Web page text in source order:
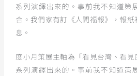
系列演繹出來的。事前我不知道策
合。我們家有訂《人間福報》，報
息。
度小月策展主軸為「看見台灣、看
系列演繹出來的。事前我不知道策